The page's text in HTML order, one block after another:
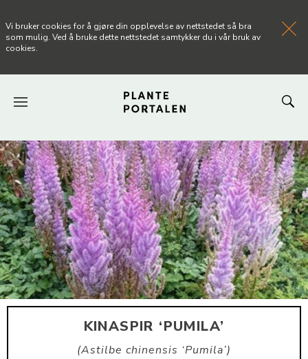
FORSIDEN
NYHETER
ARTIKLER
OM PLANTEPORTALEN
KONTAKT
Vi bruker cookies for å gjøre din opplevelse av nettstedet så bra
som mulig. Ved å bruke dette nettstedet samtykker du i vår bruk av
cookies.
KINASPIR ‘PUMILA’
Astilbe chinensis ‘Pumila’